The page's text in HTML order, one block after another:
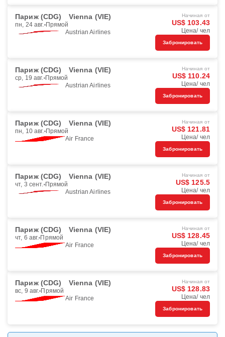
Париж (CDG) Vienna (VIE)
пн, 24 авг. Прямой
Austrian Airlines
Начиная от
US$ 103.43
Цена/ чел
Забронировать
Париж (CDG) Vienna (VIE)
ср, 19 авг. Прямой
Austrian Airlines
Начиная от
US$ 110.24
Цена/ чел
Забронировать
Париж (CDG) Vienna (VIE)
пн, 10 авг. Прямой
Air France
Начиная от
US$ 121.81
Цена/ чел
Забронировать
Париж (CDG) Vienna (VIE)
чт, 3 сент. Прямой
Austrian Airlines
Начиная от
US$ 125.5
Цена/ чел
Забронировать
Париж (CDG) Vienna (VIE)
чт, 6 авг. Прямой
Air France
Начиная от
US$ 128.45
Цена/ чел
Забронировать
Париж (CDG) Vienna (VIE)
вс, 9 авг. Прямой
Air France
Начиная от
US$ 128.83
Цена/ чел
Забронировать